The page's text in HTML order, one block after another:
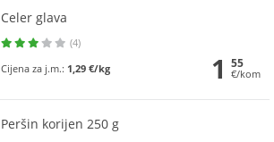
Celer glava
(4)
Cijena za j.m.: 1,29 €/kg 1 55
€/kom
Peršin korijen 250 g